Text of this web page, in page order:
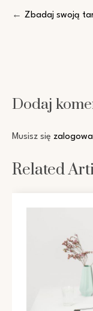
Nawigacja
Zbadaj swoją
Dodaj
Musisz się
Related